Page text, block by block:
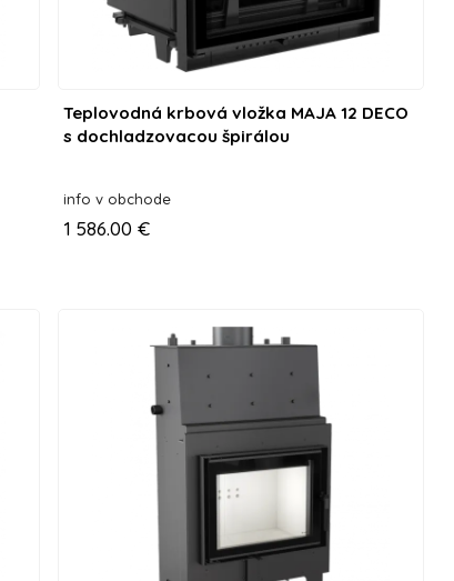
Teplovodná krbová vložka MAJA 12 DECO
s dochladzovacou špirálou
info v obchode
1 586.00 €